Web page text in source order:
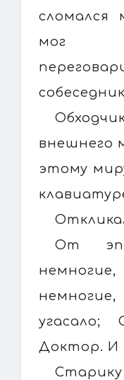
сломался
мог
внешнего
этому
От
угасало;
Доктор. И